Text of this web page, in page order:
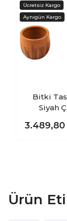
Bitki
Siyah
Toprak
3.489,80
Ürün